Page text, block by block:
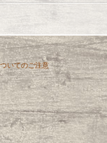
いてのご注意